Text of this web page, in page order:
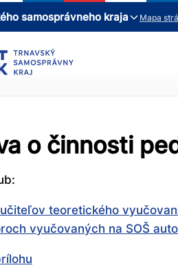
samosprávneho kraja Mapa
o činnosti
teoretického
vyučovaných na SOŠ